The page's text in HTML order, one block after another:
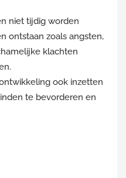
niet tijdig worden
ontstaan zoals angsten,
klachten
ook inzetten
te bevorderen en